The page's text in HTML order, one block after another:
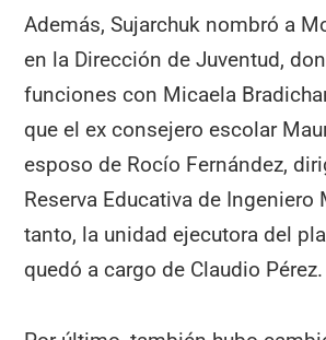
Además, Sujarchuk nombró a
en la Dirección de Juventud,
funciones con Micaela
que el ex consejero escolar
esposo de Rocío Fernández,
Reserva Educativa de Ingeniero
tanto, la unidad ejecutora del
quedó a cargo de Claudio Pérez.